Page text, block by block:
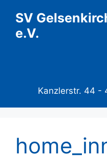
Inhalt
springen
SV
e.V.
Kanzlerstr. 44 -